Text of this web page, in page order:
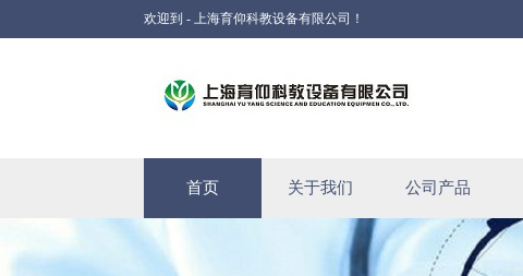
欢迎到 - 上海育仰科教设备有限公司！
首页 关于我们 公司产品